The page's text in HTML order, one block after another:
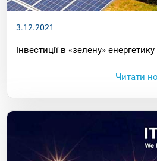
3.12.2021
Інвестиції в «зелену» енергетику
Читати